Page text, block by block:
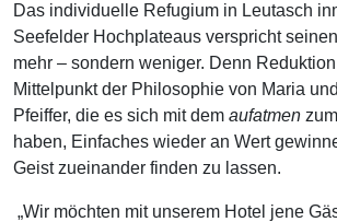
Das individuelle Refugium in Leutasch
Seefelder Hochplateaus verspricht
mehr – sondern weniger. Denn
Mittelpunkt der Philosophie von Maria
Pfeiffer, die es sich mit dem aufatmen
haben, Einfaches wieder an Wert
Geist zueinander finden zu lassen.
„Wir möchten mit unserem Hotel jene